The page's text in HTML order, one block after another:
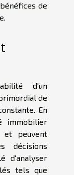
de
d'un
de
En
immobilier
et peuvent
décisions
d'analyser
tels que